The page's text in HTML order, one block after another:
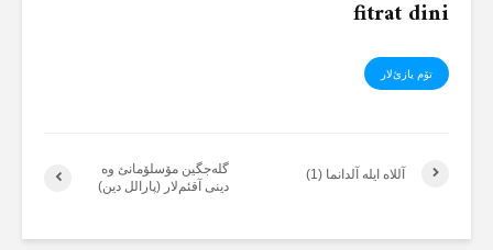
fitrat dini
تۆم یازئ‌لار
گلەجگین مۆسلۆمانئ وە
دینی آقئم‌لار (پارالل دین)
آللاە ایلە آلدانما (1)